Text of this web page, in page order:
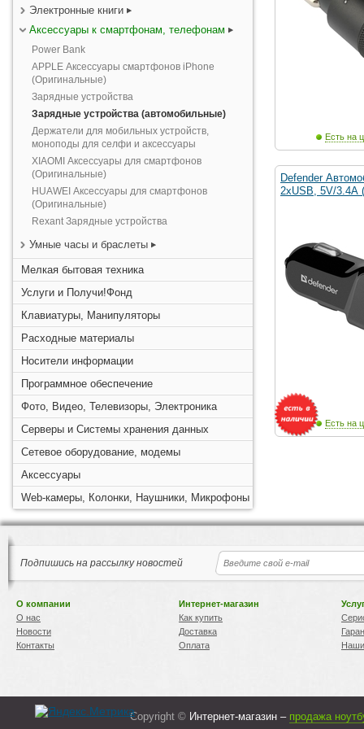
Электронные книги
Аксессуары к смартфонам, телефонам
Power Bank
APPLE Аксессуары смартфонов iPhone
(Оригинальные)
Зарядные устройства
Зарядные устройства (автомобильные)
Держатели для мобильных устройств,
моноподы для селфи и аксессуары
XIAOMI Аксессуары для смартфонов
(Оригинальные)
HUAWEI Аксессуары для смартфонов
(Оригинальные)
Rexant Зарядные устройства
Умные часы и браслеты
Мелкая бытовая техника
Услуги и Получи!Фонд
Клавиатуры, Манипуляторы
Расходные материалы
Носители информации
Программное обеспечение
Фото, Видео, Телевизоры, Электроника
Серверы и Системы хранения данных
Сетевое оборудование, модемы
Аксессуары
Web-камеры, Колонки, Наушники, Микрофоны
Есть на
Defender
2xUSB, 5V/3.4А
Есть на
Подпишись на рассылку новостей
О компании
О нас
Новости
Контакты
Интернет-магазин
Как купить
Доставка
Оплата
Copyright © Интернет-магазин – продажа